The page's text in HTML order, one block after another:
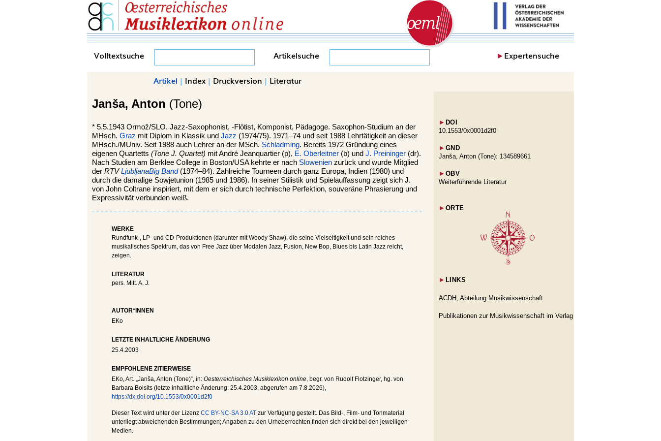
Volltextsuche Artikelsuche ►Expertensuche
Artikel | Index | Druckversion | Literatur
Janša, Anton (Tone)
* 5.5.1943 Ormož/SLO. Jazz-Saxophonist, -Flötist, Komponist, Pädagoge. Saxophon-Studium an der
MHsch. Graz mit Diplom in Klassik und Jazz (1974/75). 1971–74 und seit 1988 Lehrtätigkeit an dieser
MHsch./MUniv. Seit 1988 auch Lehrer an der MSch. Schladming. Bereits 1972 Gründung eines
eigenen Quartetts (Tone J. Quartet) mit André Jeanquartier (p), E. Oberleitner (b) und J. Preininger (dr).
Nach Studien am Berklee College in Boston/USA kehrte er nach Slowenien zurück und wurde Mitglied
der RTVLjubljanaBig Band(1974–84). Zahlreiche Tourneen durch ganz Europa, Indien (1980) und
durch die damalige Sowjetunion (1985 und 1986). In seiner Stilistik und Spielauffassung zeigt sich J.
von John Coltrane inspiriert, mit dem er sich durch technische Perfektion, souveräne Phrasierung und
Expressivität verbunden weiß.
WERKE
Rundfunk-, LP- und CD-Produktionen (darunter mit Woody Shaw), die seine Vielseitigkeit und sein reiches
musikalisches Spektrum, das von Free Jazz über Modalen Jazz, Fusion, New Bop, Blues bis Latin Jazz reicht,
zeigen.
LITERATUR
pers. Mitt. A. J.
AUTOR*INNEN
EKo
LETZTE INHALTLICHE ÄNDERUNG
25.4.2003
EMPFOHLENE ZITIERWEISE
EKo, Art. „Janša, Anton (Tone)“, in: Oesterreichisches Musiklexikon online, begr. von Rudolf Flotzinger, hg. von
Barbara Boisits (letzte inhaltliche Änderung: 25.4.2003, abgerufen am 7.8.2026),
https://dx.doi.org/10.1553/0x0001d2f0
Dieser Text wird unter der Lizenz CC BY-NC-SA 3.0 AT zur Verfügung gestellt. Das Bild-, Film- und Tonmaterial
unterliegt abweichenden Bestimmungen; Angaben zu den Urheberrechten finden sich direkt bei den jeweiligen
Medien.
► DOI
10.1553/0x0001d2f0
► GND
Janša, Anton (Tone): 134589661
► OBV
Weiterführende Literatur
► ORTE
► LINKS
ACDH, Abteilung Musikwissenschaft
Publikationen zur Musikwissenschaft im Verlag